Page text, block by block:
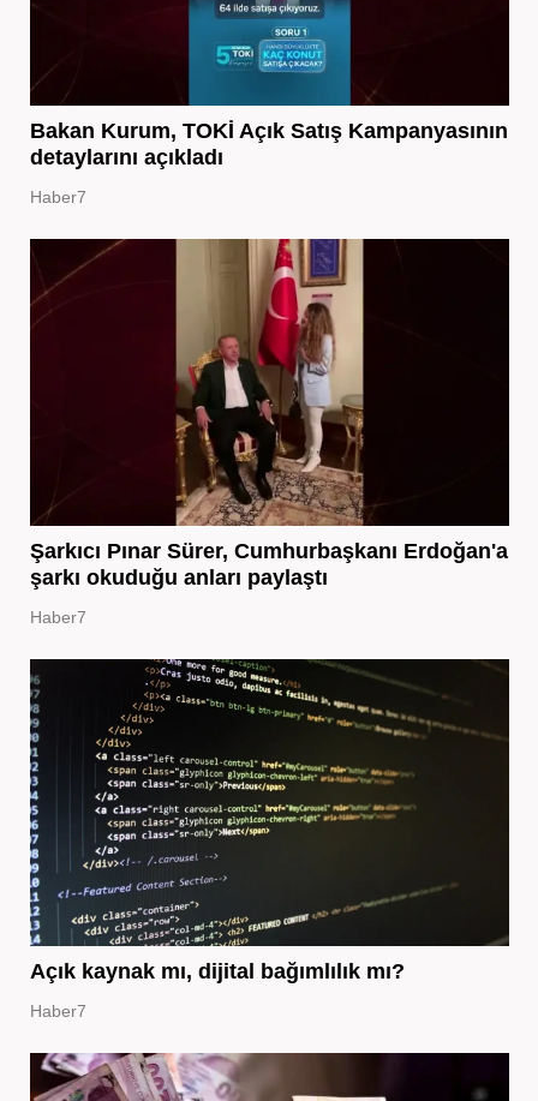
Bakan Kurum, TOKİ Açık Satış Kampanyasının
detaylarını açıkladı
Haber7
Şarkıcı Pınar Sürer, Cumhurbaşkanı Erdoğan'a
şarkı okuduğu anları paylaştı
Haber7
Açık kaynak mı, dijital bağımlılık mı?
Haber7